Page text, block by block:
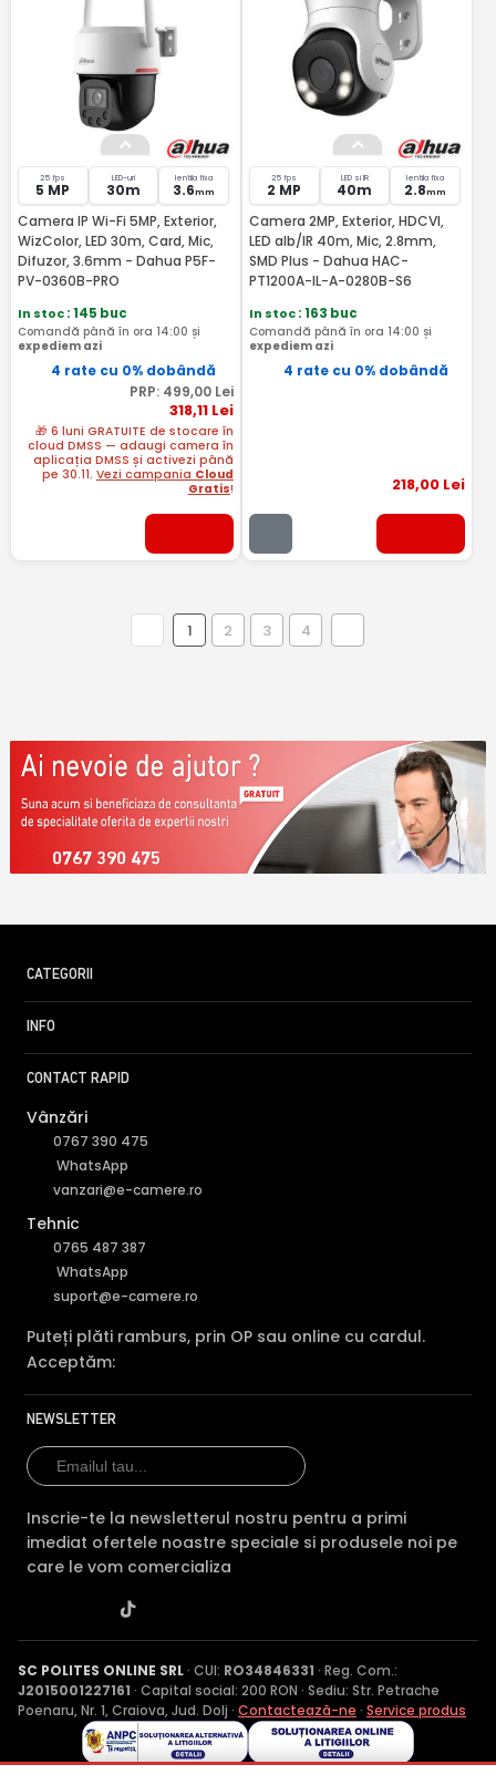
25 fps
5 MP
LED-uri
30m
lentila fixa
3.6mm
Camera IP Wi-Fi 5MP, Exterior,
WizColor, LED 30m, Card, Mic,
Difuzor, 3.6mm - Dahua P5F-
PV-0360B-PRO
In stoc: 145 buc
Comandă până în ora 14:00 și
expediem azi
4 rate cu 0% dobândă
PRP: 499,00Lei
318,11Lei
🎁 6 luni GRATUITE de stocare în
cloud DMSS — adaugi camera în
aplicația DMSS și activezi până
pe 30.11. Vezi campania Cloud
Gratis!
25 fps
2 MP
LED si IR
40m
lentila fixa
2.8mm
Camera 2MP, Exterior, HDCVI,
LED alb/IR 40m, Mic, 2.8mm,
SMD Plus - Dahua HAC-
PT1200A-IL-A-0280B-S6
In stoc: 163 buc
Comandă până în ora 14:00 și
expediem azi
4 rate cu 0% dobândă
218,00 Lei
1 2 3 4
0767 390 475
CATEGORII
INFO
CONTACT RAPID
Vânzări
0767 390 475
WhatsApp
vanzari@e-camere.ro
Tehnic
0765 487 387
WhatsApp
suport@e-camere.ro
Puteți plăti ramburs, prin OP sau online cu cardul.
Acceptăm:
NEWSLETTER
Inscrie-te la newsletterul nostru pentru a primi
imediat ofertele noastre speciale si produsele noi pe
care le vom comercializa
SC POLITES ONLINE SRL· CUI: RO34846331 · Reg. Com.:
J2015001227161 · Capital social: 200 RON · Sediu: Str. Petrache
Poenaru, Nr. 1, Craiova, Jud. Dolj · Contactează-ne · Service produs